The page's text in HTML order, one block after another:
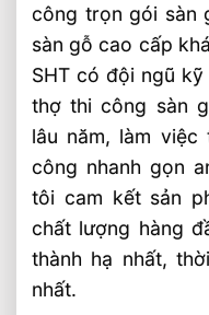
công trọn gói sàn
sàn gỗ cao cấp
SHT có đội ngũ
thợ thi công sàn
lâu năm, làm
công nhanh gọn
tôi cam kết sản
chất lượng hàng
thành hạ nhất,
nhất.